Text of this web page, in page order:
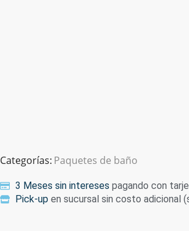
Categorías: Paquetes de baño
3 Meses sin intereses pagando con
Pick-upen sucursal sin costo adicional